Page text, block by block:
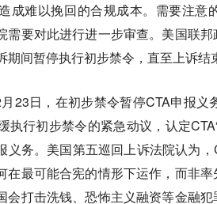
成难以挽回的合规成本。需要注意
需要对此进行进一步审查。美国联
间暂停执行初步禁令，直至上诉结
23日，在初步禁令暂停CTA申报
执行初步禁令的紧急动议，认定
义务。美国第五巡回上诉法院认为
在最可能合宪的情形下运作，而非
会打击洗钱、恐怖主义融资等金融